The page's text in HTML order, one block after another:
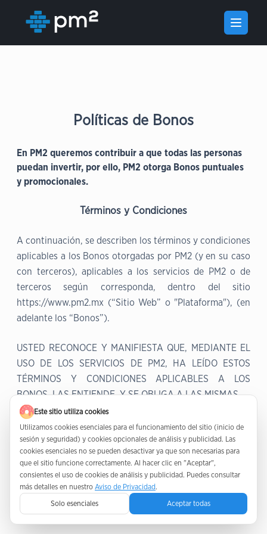
Open
Políticas de Bonos
En PM2 queremos contribuir a que todas las personas
puedan invertir, por ello, PM2 otorga Bonos puntuales
y promocionales.
Términos y Condiciones
A continuación, se describen los términos y condiciones
aplicables a los Bonos otorgadas por PM2 (y en su caso
con terceros), aplicables a los servicios de PM2 o de
terceros según corresponda, dentro del sitio
https://www.pm2.mx (“Sitio Web” o "Plataforma"), (en
adelante los “Bonos”).
USTED RECONOCE Y MANIFIESTA QUE, MEDIANTE EL
USO DE LOS SERVICIOS DE PM2, HA LEÍDO ESTOS
TÉRMINOS Y CONDICIONES APLICABLES A LOS
BONOS, LAS ENTIENDE, Y SE OBLIGA A LAS MISMAS.
El uso de los Bonos implica la aceptación expresa por
parte del Usuario de todas las políticas establecidas en
las presentes. Si acepta estos Bonos en nombre y
representación de otra persona física y/o moral, Usted
manifiesta y garantiza que tiene autoridad para obligar
a dicha persona física y/o moral al cumplimiento de las
mismas.
Este sitio utiliza cookies
Utilizamos cookies esenciales para el funcionamiento del sitio (inicio de
sesión y seguridad) y cookies opcionales de análisis y publicidad. Las
cookies esenciales no se pueden desactivar ya que son necesarias para
que el sitio funcione correctamente. Al hacer clic en "Aceptar",
consientes el uso de cookies de análisis y publicidad. Puedes consultar
más detalles en nuestro Aviso de Privacidad.
Solo esenciales Aceptar todas